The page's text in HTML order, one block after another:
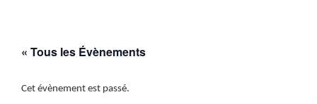
« Tous les Évènements
Cet évènement est passé.